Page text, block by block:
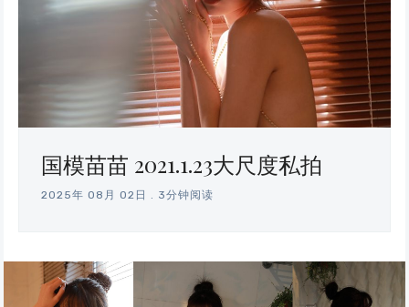
国模苗苗 2021.1.23大尺度私拍
2025年 08月 02日 3分钟阅读